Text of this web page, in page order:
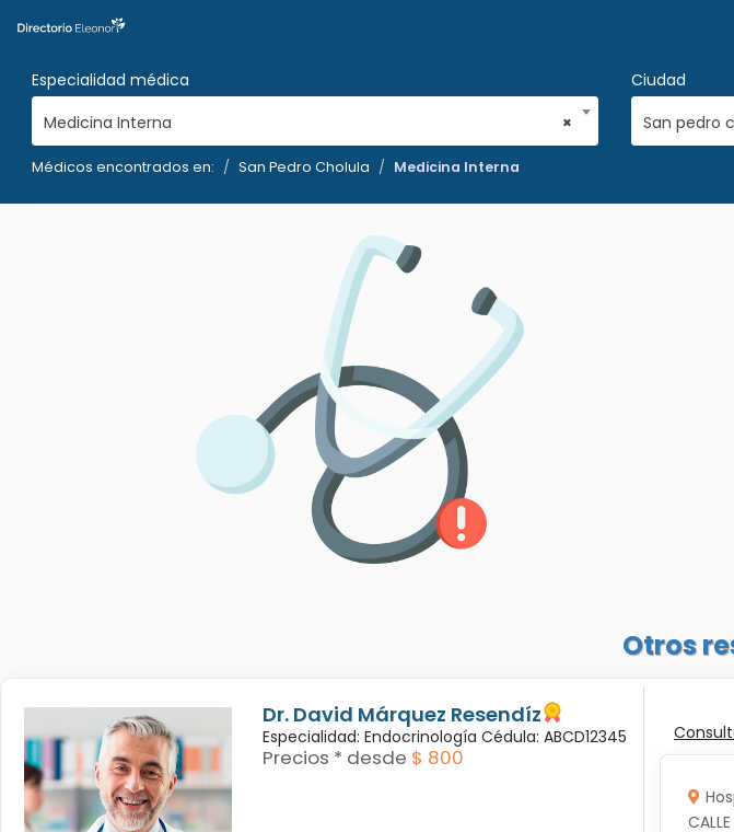
Especialidad médica
×
Medicina Interna
Ciudad
San pedro
Médicos encontrados en: San Pedro Cholula Medicina Interna
Otros
Dr. David Márquez Resendíz
Especialidad: Endocrinología Cédula: ABCD12345
Precios * desde $ 800